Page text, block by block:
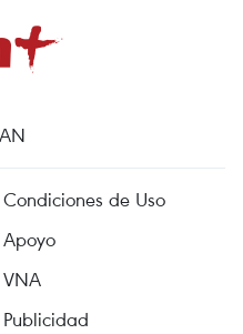
Condiciones de Uso
Apoyo
VNA
Publicidad